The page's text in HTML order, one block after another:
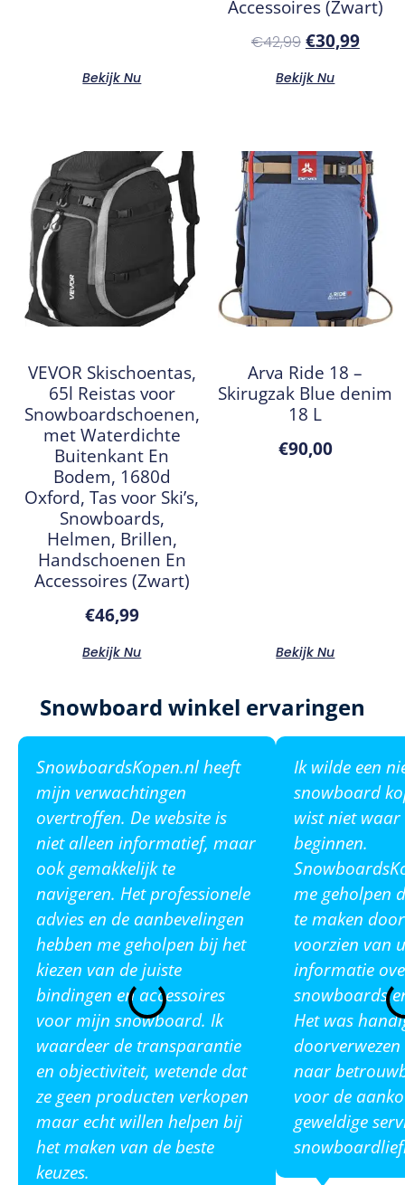
Bekijk Nu
Accessoires (Zwart)
€42,99 €30,99
Bekijk Nu
VEVOR Skischoentas,
65l Reistas voor
Snowboardschoenen,
met Waterdichte
Buitenkant En
Bodem, 1680d
Oxford, Tas voor Ski’s,
Snowboards,
Helmen, Brillen,
Handschoenen En
Accessoires (Zwart)
€46,99
Bekijk Nu
Arva Ride 18 –
Skirugzak Blue denim
18 L
€90,00
Bekijk Nu
Snowboard winkel ervaringen
SnowboardsKopen.nl heeft
mijn verwachtingen
overtroffen. De website is
niet alleen informatief, maar
ook gemakkelijk te
navigeren. Het professionele
advies en de aanbevelingen
hebben me geholpen bij het
kiezen van de juiste
bindingen en accessoires
voor mijn snowboard. Ik
waardeer de transparantie
en objectiviteit, wetende dat
ze geen producten verkopen
maar echt willen helpen bij
het maken van de beste
keuzes.
Ik wilde een
snowboard
wist niet waar
beginnen.
me geholpen
te maken
voorzien van
informatie
snowboards
Het was
naar
voor de
geweldige